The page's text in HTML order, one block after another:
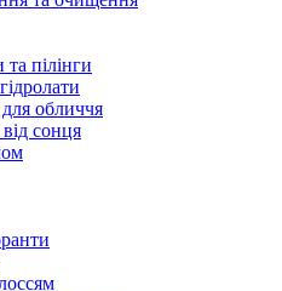
пілінги
обличчя
сонця